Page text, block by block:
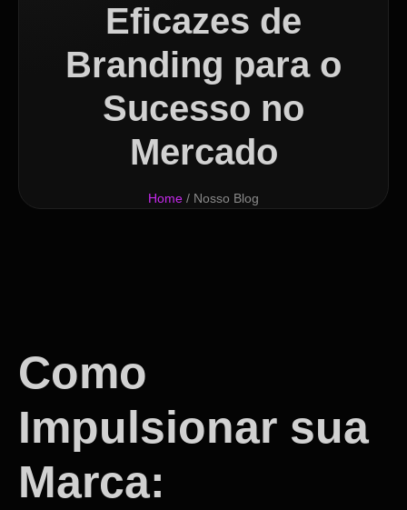
Eficazes de
Branding para o
Sucesso no
Mercado
Home / Nosso Blog
Como
Impulsionar sua
Marca: